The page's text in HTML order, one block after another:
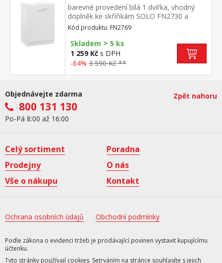
barevné provedení bílá 1 dvířka, vhodný
doplněk ke skříňkám SOLO FN2730 a
FN2731
Kód produktu: FN2769
Skladem > 5 ks
1 259 Kč s DPH
-64% 3 590 Kč **
Objednávejte zdarma
800 131 130
Po-Pá 8:00 až 16:00
Zpět nahoru
Celý sortiment
Poradna
Prodejny
O nás
Vše o nákupu
Kontakt
Ochrana osobních údajů Obchodní podmínky
Podle zákona o evidenci tržeb je prodávající povinen vystavit kupujícímu
účtenku.
Tyto stránky používají cookies. Setrváním na stránce souhlasíte s jejich